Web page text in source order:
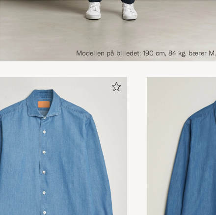
Modellen på billedet: 190 cm, 84 kg, bærer M.